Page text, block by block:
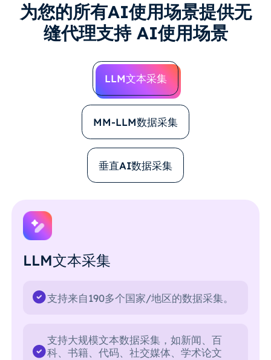
为您的所有AI使用场景提供无
缝代理支持 AI使用场景
LLM文本采集
MM-LLM数据采集
垂直AI数据采集
LLM文本采集
支持来自190多个国家/地区的数据采集。
支持大规模文本数据采集，如新闻、百
科、书籍、代码、社交媒体、学术论文